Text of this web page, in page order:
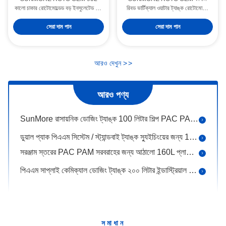
কালো চাকার রোটোমোল্ডেড বড় ইনসুলেটেড বক্স,
পুরু PU ফোম হট অ্যান্ড কোল্ড হোল্ডিং GN
প্যান ফুড ট্রান্সপোর্ট ক্যাবিনেট সেন্ট্রাল কিচেন
ক্যাটারিং ক্যান্টিনের জন্য
সেরা দাম পান
রিবড ভার্টিক্যাল ওয়াটার ট্যাঙ্ক রোটোমোল্ডিং
আয়রন মোল্ড, পুরু কাস্ট স্টিল প্লাস্টিক
রিইনফোর্সড স্টোরেজ ট্যাঙ্ক ছাঁচ নীচে রেডিয়াল
সাপোর্ট ফ্রেম এবং ফুল সার্কেল টগল কুইক
সেরা দাম পান
আরও দেখুন>>
আরও পণ্য
উপাদান হ্যান্ডলিং বড় বৃত্তাকার প্লাস্টিকের টব 1000L শিল্প সিস্টেমের জন্য
50L 5000L খাদ্য প্রক্রিয়াকরণ পাত্রে শিল্প অ্যালুমিনিয়াম ঘূর্ণন ছাঁচ
কমপ্যাক্ট রাসায়নিক ডোজিং ট্যাংক 70L পরীক্ষাগার ট্যাঙ্ক ছোট জল চিকিত্সা ইউনিট জন্য
SunMore রাসায়নিক ডোজিং ট্যাঙ্ক 100 লিটার শিল্প PAC PAM ডোজিং জল চিকিত্সা সিস্টেমের জন্য
ডুয়াল প্যাক পিএএম সিস্টেম / স্ট্যান্ডবাই ট্যাঙ্ক স্যুইচিংয়ের জন্য 120L এলএলডিপিই বর্গাকার রাসায়নিক ট্যাঙ্ক
সরঞ্জাম স্তরের PAC PAM সরবরাহের জন্য আঠালো 160L প্লাস্টিকের রাসায়নিক স্টোরেজ ট্যাংক
পিএএম সাপ্লাই কেমিক্যাল ডোজিং ট্যাঙ্ক ২০০ লিটার ইন্ডাস্ট্রিয়াল কেমিক্যাল স্টোরেজ ট্যাঙ্ক
সমাধান